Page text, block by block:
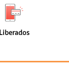
faceta
Liberados